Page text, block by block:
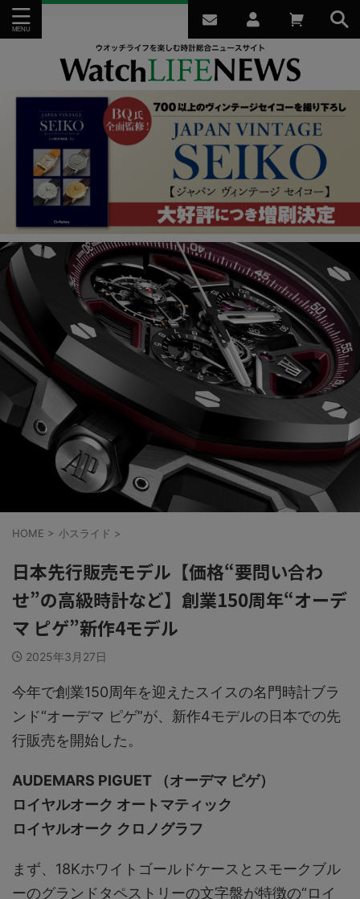
HOME > 小スライド >
日本先行販売モデル【価格“要問い合わ
せ”の高級時計など】創業150周年“オーデ
マ ピゲ”新作4モデル
2025年3月27日
今年で創業150周年を迎えたスイスの名門時計ブラ
ンド“オーデマ ピゲ”が、新作4モデルの日本での先
行販売を開始した。
AUDEMARS PIGUET （オーデマ ピゲ）
ロイヤルオーク オートマティック
ロイヤルオーク クロノグラフ
まず、18Kホワイトゴールドケースとスモークブル
ーのグランドタペストリーの文字盤が特徴の“ロイ